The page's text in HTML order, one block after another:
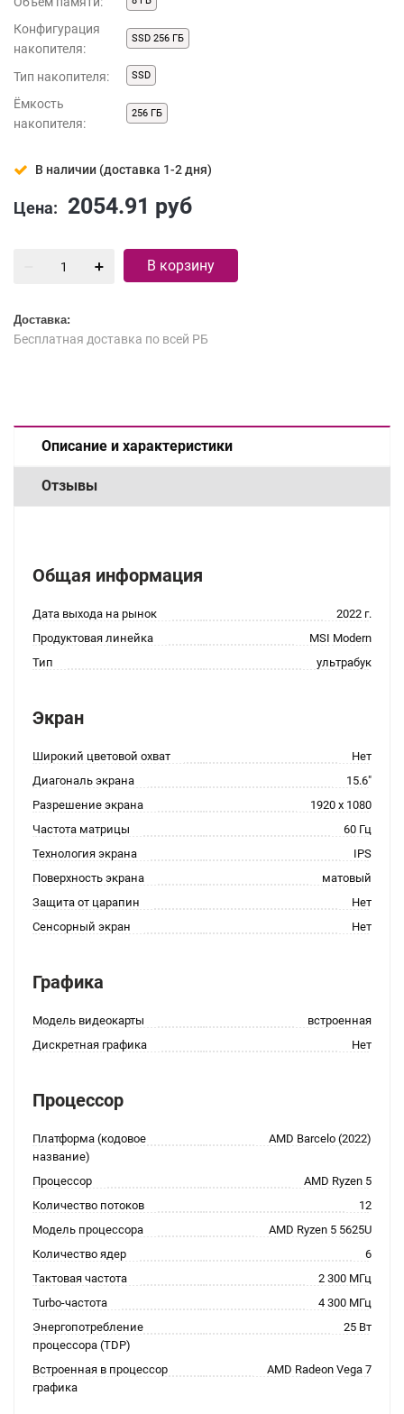
Конфигурация
накопителя:
SSD 256 ГБ
Тип накопителя: SSD
Ёмкость
накопителя:
256 ГБ
В наличии (доставка 1-2 дня)
Цена: 2054.91 руб
В корзину
Доставка:
Бесплатная доставка по всей РБ
Описание и характеристики
Отзывы
Общая информация
Дата выхода на рынок
2022 г.
Продуктовая линейка
MSI Modern
Тип
ультрабук
Экран
Широкий цветовой охват
Нет
Диагональ экрана
15.6"
Разрешение экрана
1920 x 1080
Частота матрицы
60 Гц
Технология экрана
IPS
Поверхность экрана
матовый
Защита от царапин
Нет
Сенсорный экран
Нет
Графика
Модель видеокарты
встроенная
Дискретная графика
Нет
Процессор
Платформа (кодовое
название)
AMD Barcelo (2022)
Процессор
AMD Ryzen 5
Количество потоков
12
Модель процессора
AMD Ryzen 5 5625U
Количество ядер
6
Тактовая частота
2 300 МГц
Turbo-частота
4 300 МГц
Энергопотребление
процессора (TDP)
25 Вт
Встроенная в процессор
графика
AMD Radeon Vega 7